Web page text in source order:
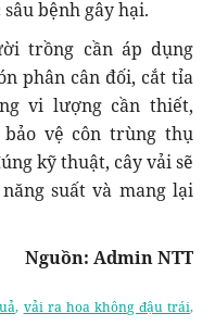
bệnh gây hại.
trồng cần áp dụng
phân cân đối, cắt tỉa
vi lượng cần thiết,
vệ côn trùng thụ
kỹ thuật, cây vải sẽ
suất và mang lại
Nguồn: Admin NTT
, vải ra hoa không đậu trái,